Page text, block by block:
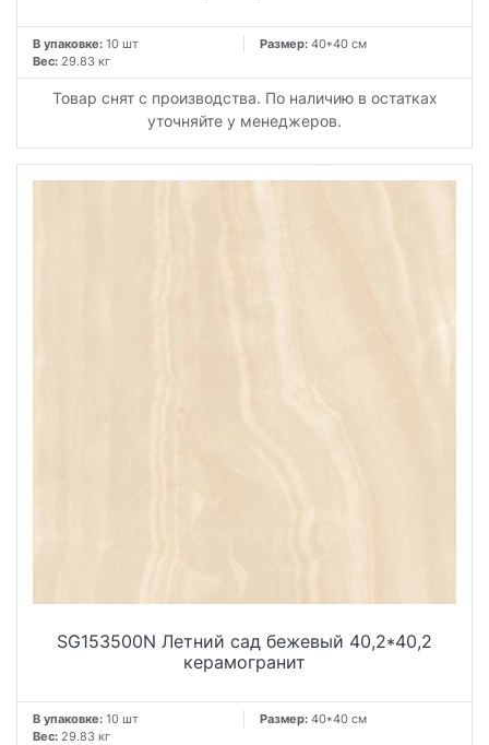
В упаковке: 10 шт Размер: 40*40 см
Вес: 29.83 кг
Товар снят с производства. По наличию в остатках
уточняйте у менеджеров.
SG153500N Летний сад бежевый 40,2*40,2
керамогранит
В упаковке: 10 шт Размер: 40*40 см
Вес: 29.83 кг